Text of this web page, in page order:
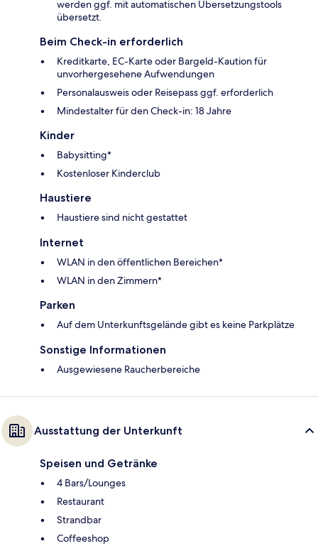
werden ggf. mit automatischen Übersetzungstools
übersetzt.
Beim Check-in erforderlich
Kreditkarte, EC-Karte oder Bargeld-Kaution für
unvorhergesehene Aufwendungen
Personalausweis oder Reisepass ggf. erforderlich
Mindestalter für den Check-in: 18 Jahre
Kinder
Babysitting*
Kostenloser Kinderclub
Haustiere
Haustiere sind nicht gestattet
Internet
WLAN in den öffentlichen Bereichen*
WLAN in den Zimmern*
Parken
Auf dem Unterkunftsgelände gibt es keine Parkplätze
Sonstige Informationen
Ausgewiesene Raucherbereiche
Ausstattung der Unterkunft
Speisen und Getränke
4 Bars/Lounges
Restaurant
Strandbar
Coffeeshop